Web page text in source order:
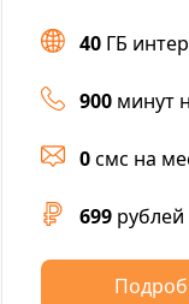
40 ГБ
900 минут
0смс на
699